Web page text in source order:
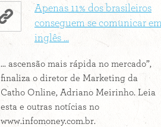
Apenas 11% dos brasileiros
conseguem se comunicar
inglês ...
... ascensão mais rápida no mercado”,
finaliza o diretor de Marketing da
Catho Online, Adriano Meirinho. Leia
esta e outras notícias no
www.infomoney.com.br.